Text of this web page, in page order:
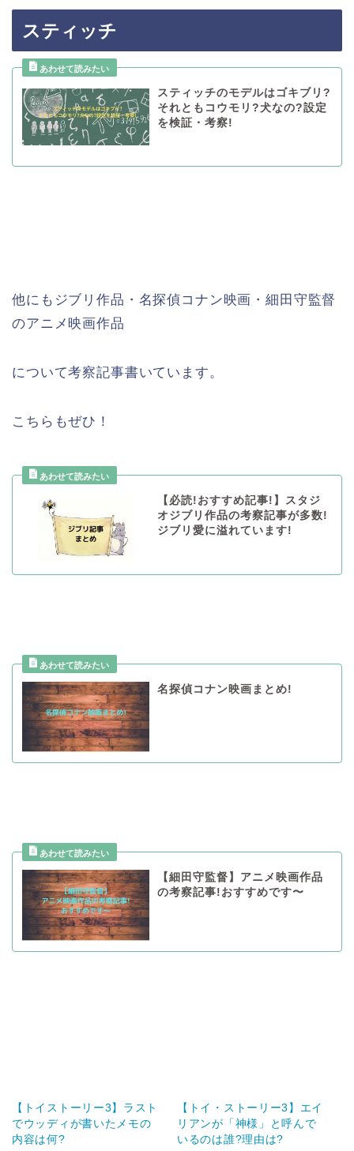
スティッチ
スティッチのモデルはゴキブリ?
それともコウモリ?犬なの?設定
を検証・考察!
他にもジブリ作品・名探偵コナン映画・細田守監督
のアニメ映画作品
について考察記事書いています。
こちらもぜひ！
【必読!おすすめ記事!】スタジ
オジブリ作品の考察記事が多数!
ジブリ愛に溢れています!
名探偵コナン映画まとめ!
【細田守監督】アニメ映画作品
の考察記事!おすすめです〜
【トイストーリー3】ラスト
でウッディが書いたメモの
内容は何?
【トイ・ストーリー3】エイ
リアンが「神様」と呼んで
いるのは誰?理由は?